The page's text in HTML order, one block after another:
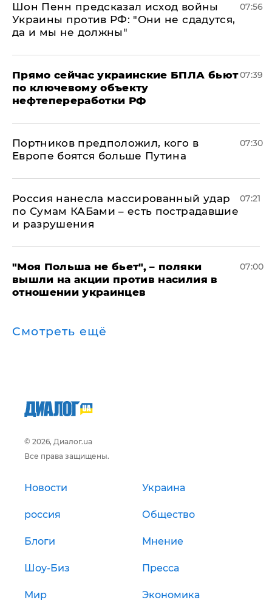
Шон Пенн предсказал исход войны
Украины против РФ: "Они не сдадутся,
да и мы не должны"
07:56
Прямо сейчас украинские БПЛА бьют
по ключевому объекту
нефтепереработки РФ
07:39
Портников предположил, кого в
Европе боятся больше Путина
07:30
Россия нанесла массированный удар
по Сумам КАБами – есть пострадавшие
и разрушения
07:21
"Моя Польша не бьет", – поляки
вышли на акции против насилия в
отношении украинцев
07:00
Смотреть ещё
© 2026, Диалог.ua
Все права защищены.
Новости Украина
россия Общество
Блоги Мнение
Шоу-Биз Пресса
Мир Экономика